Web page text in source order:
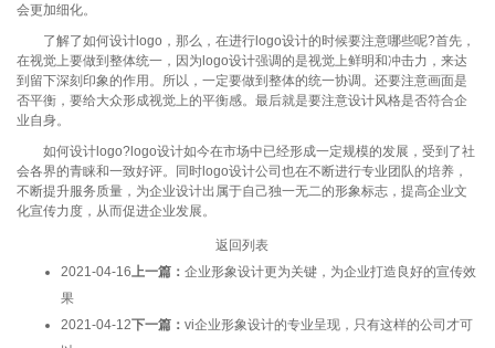
会更加细化。
了解了如何设计logo，那么，在进行logo设计的时候要注意哪些呢?首先，
在视觉上要做到整体统一，因为logo设计强调的是视觉上鲜明和冲击力，来达
到留下深刻印象的作用。所以，一定要做到整体的统一协调。还要注意画面是
否平衡，要给大众形成视觉上的平衡感。最后就是要注意设计风格是否符合企
业自身。
如何设计logo?logo设计如今在市场中已经形成一定规模的发展，受到了社
会各界的青睐和一致好评。同时logo设计公司也在不断进行专业团队的培养，
不断提升服务质量，为企业设计出属于自己独一无二的形象标志，提高企业文
化宣传力度，从而促进企业发展。
返回列表
2021-04-16上一篇： 企业形象设计更为关键，为企业打造良好的宣传效
果
2021-04-12下一篇： vi企业形象设计的专业呈现，只有这样的公司才可